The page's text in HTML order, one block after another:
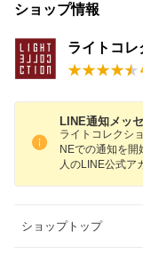
ショップ情報
ライトコレ
LINE通知メッ
ライトコレクシ
NEでの通知を開
人のLINE公式ア
ショップトップ